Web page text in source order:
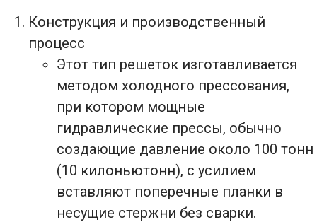
Конструкция и производственный
процесс
Этот тип решеток изготавливается
методом холодного прессования,
при котором мощные
гидравлические прессы, обычно
создающие давление около 100 тонн
(10 килоньютонн), с усилием
вставляют поперечные планки в
несущие стержни без сварки.